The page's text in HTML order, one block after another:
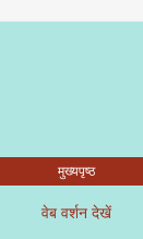
मुख्यपृष्ठ
वेब वर्शन देखें